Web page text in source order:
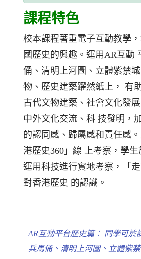
課程特色
校本課程著重電子互動教學
國歷史的興趣。運用AR互動
俑、清明上河圖、立體紫禁
物、歷史建築躍然紙上， 有
古代文物建築、社會文化發展
中外文化交流、科 技發明，
的認同感、歸屬感和責任感
港歷史360」線 上考察，學
運用科技進行實地考察，「
對香港歷史 的認識。
AR互動平台歷史篇︰ 同學可於
兵馬俑、清明上河圖、立體紫